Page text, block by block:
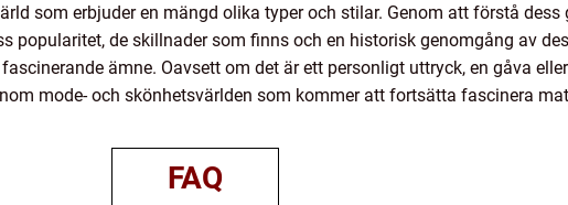
som erbjuder en mängd olika typer och stilar. Genom att förstå dess
popularitet, de skillnader som finns och en historisk genomgång av
ämne. Oavsett om det är ett personligt uttryck, en gåva
mode- och skönhetsvärlden som kommer att fortsätta fascinera
FAQ